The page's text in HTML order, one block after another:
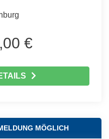
€
MÖGLICH